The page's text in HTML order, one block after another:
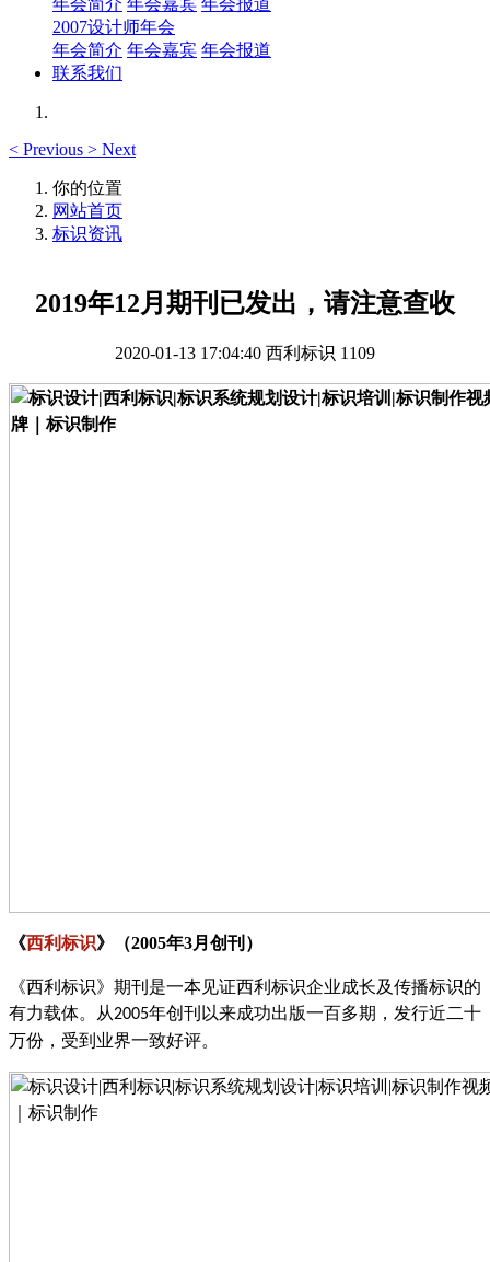
年会简介 年会嘉宾 年会报道
2007设计师年会
年会简介 年会嘉宾 年会报道
联系我们
< Previous > Next
你的位置
网站首页
标识资讯
2019年12月期刊已发出，请注意查收
2020-01-13 17:04:40 西利标识 1109
《西利标识》（2005年3月创刊）
《西利标识》期刊是一本见证西利标识企业成长及传播标识的
有力载体。从2005年创刊以来成功出版一百多期，发行近二十
万份，受到业界一致好评。